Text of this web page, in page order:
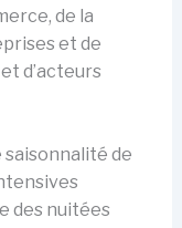
de la
et de
d’acteurs
saisonnalité de
des nuitées